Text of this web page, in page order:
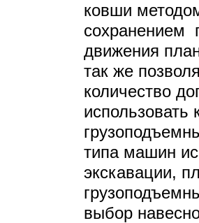
ковши
сохранением
движения
так же
количество
использовать
типа машин
экскавации,
выбор